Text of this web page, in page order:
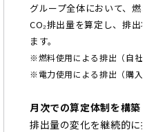
グループ全体において、燃
CO₂排出量を算定し、排出状
ます。
※燃料使用による排出（自社の
※電力使用による排出（購入電
月次での算定体制を構築
排出量の変化を継続的に把